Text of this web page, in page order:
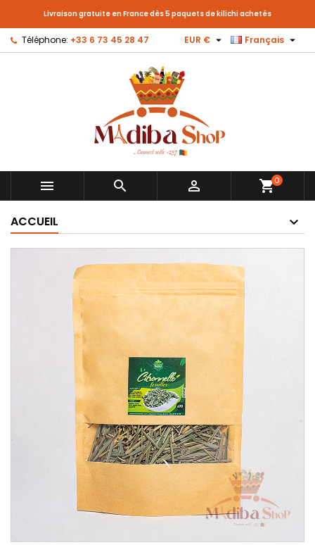
Livraison gratuite en France dès 5 paquets de kilichi achetés
Téléphone: +33 6 73 45 28 47 Français 
EUR € 
   shopping_cart0
ACCUEIL